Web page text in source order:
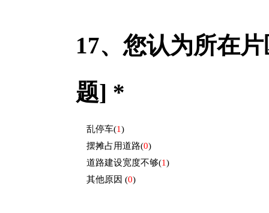
17、 您认为所在
题] *
乱停车(1)
摆摊占用道路(0)
道路建设宽度不够(1)
其他原因 (0)